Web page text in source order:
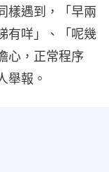
樣遇到，「早兩
有咩」、「呢幾
心，正常程序
舉報。